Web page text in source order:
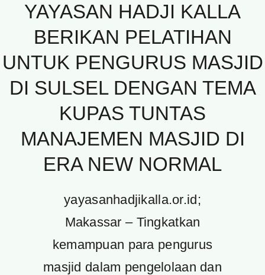
YAYASAN HADJI KALLA
BERIKAN PELATIHAN
UNTUK PENGURUS MASJID
DI SULSEL DENGAN TEMA
KUPAS TUNTAS
MANAJEMEN MASJID DI
ERA NEW NORMAL
yayasanhadjikalla.or.id;
Makassar – Tingkatkan
kemampuan para pengurus
masjid dalam pengelolaan dan